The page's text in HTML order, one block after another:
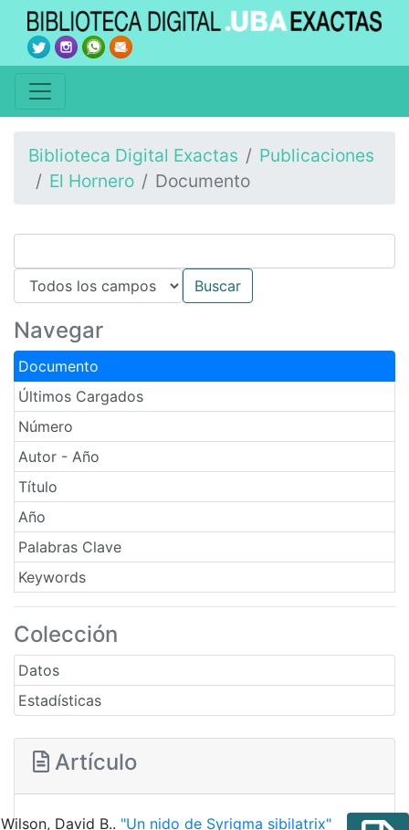
Biblioteca Digital Exactas
Publicaciones
El Hornero
Documento
Navegar
Documento
Últimos Cargados
Número
Autor - Año
Título
Año
Palabras Clave
Keywords
Colección
Datos
Estadísticas
Artículo
Wilson, David B.. "Un nido de Syrigma sibilatrix"